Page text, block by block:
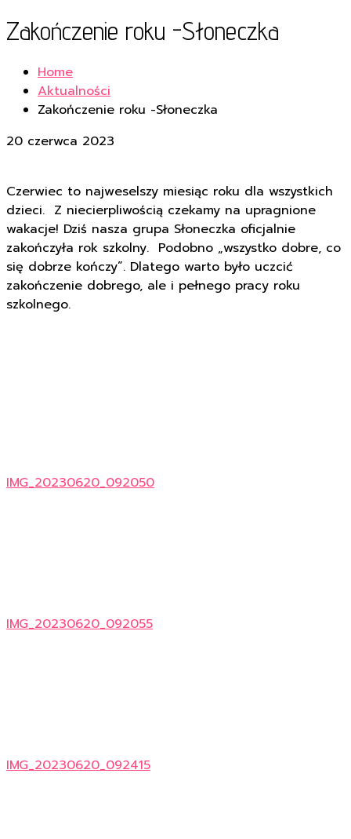
Zakończenie roku -Słoneczka
Home
Aktualności
Zakończenie roku -Słoneczka
20 czerwca 2023
Czerwiec to najweselszy miesiąc roku dla wszystkich
dzieci. Z niecierpliwością czekamy na upragnione
wakacje! Dziś nasza grupa Słoneczka oficjalnie
zakończyła rok szkolny. Podobno „wszystko dobre, co
się dobrze kończy”. Dlatego warto było uczcić
zakończenie dobrego, ale i pełnego pracy roku
szkolnego.
IMG_20230620_092050
IMG_20230620_092055
IMG_20230620_092415